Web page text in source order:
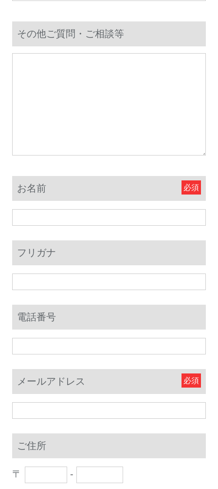
その他ご質問・ご相談等
お名前
フリガナ
電話番号
メールアドレス
ご住所
〒 -